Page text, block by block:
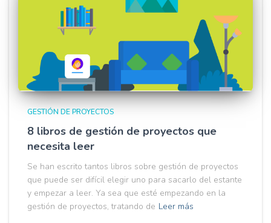
GESTIÓN DE PROYECTOS
8 libros de gestión de proyectos que
necesita leer
Se han escrito tantos libros sobre gestión de proyectos
que puede ser difícil elegir uno para sacarlo del estante
y empezar a leer. Ya sea que esté empezando en la
gestión de proyectos, tratando de Leer más